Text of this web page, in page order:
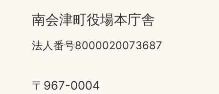
南会津町役場本庁舎
法人番号8000020073687
〒967-0004